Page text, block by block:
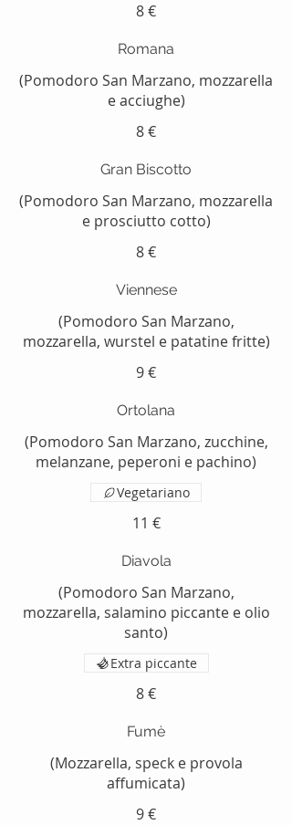
8 €
Romana
(Pomodoro San Marzano, mozzarella
e acciughe)
8 €
Gran Biscotto
(Pomodoro San Marzano, mozzarella
e prosciutto cotto)
8 €
Viennese
(Pomodoro San Marzano,
mozzarella, wurstel e patatine fritte)
9 €
Ortolana
(Pomodoro San Marzano, zucchine,
melanzane, peperoni e pachino)
11 €
Vegetariano
Diavola
(Pomodoro San Marzano,
mozzarella, salamino piccante e olio
santo)
8 €
Extra piccante
Fumè
(Mozzarella, speck e provola
affumicata)
9 €